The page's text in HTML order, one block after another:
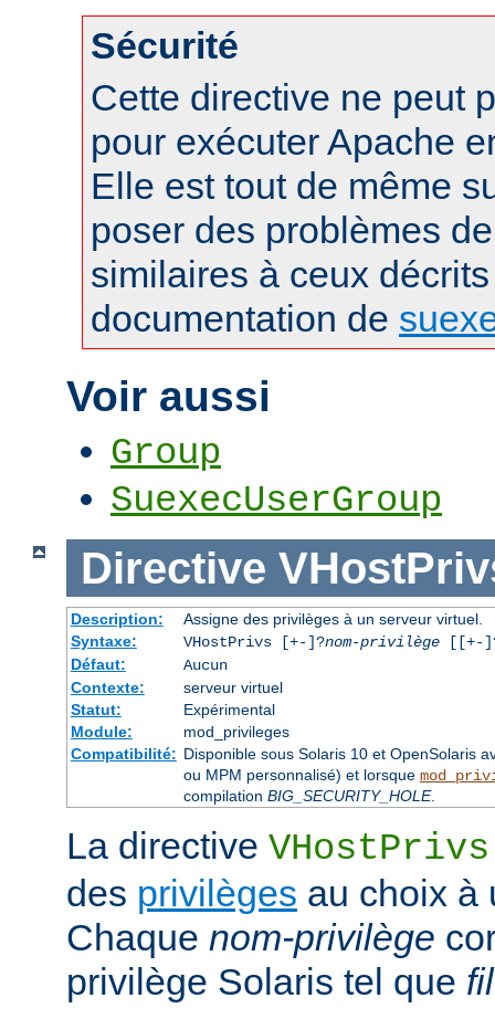
Sécurité
Cette directive ne peut
pour exécuter Apache
Elle est tout de même
poser des problèmes
similaires à ceux
documentation de
Voir aussi
Group
SuexecUserGroup
Directive
Description:
Assigne des privilèges à un serveur virtuel.
Syntaxe:
VHostPrivs [+-]?nom-privilège[[+-
Défaut:
Aucun
Contexte:
serveur virtuel
Statut:
Expérimental
Module:
mod_privileges
Compatibilité: Disponible sous Solaris 10 et OpenSolaris
ou MPM personnalisé) et lorsque
compilation BIG_SECURITY_HOLE.
La directive VHostPrivs
des privilèges au choix à
Chaque nom-privilège
privilège Solaris tel que